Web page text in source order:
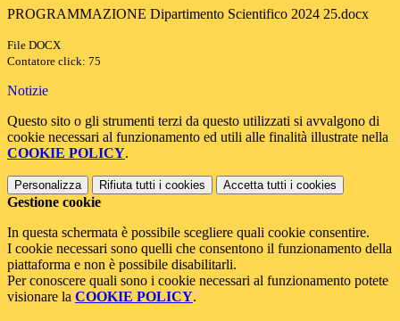
PROGRAMMAZIONE Dipartimento Scientifico 2024 25.docx
File DOCX
Contatore click: 75
Notizie
Questo sito o gli strumenti terzi da questo utilizzati si avvalgono di
cookie necessari al funzionamento ed utili alle finalità illustrate nella
COOKIE POLICY.
Personalizza Rifiuta tutti i cookies Accetta tutti i cookies
Gestione cookie
In questa schermata è possibile scegliere quali cookie consentire.
I cookie necessari sono quelli che consentono il funzionamento della
piattaforma e non è possibile disabilitarli.
Per conoscere quali sono i cookie necessari al funzionamento potete
visionare la COOKIE POLICY.